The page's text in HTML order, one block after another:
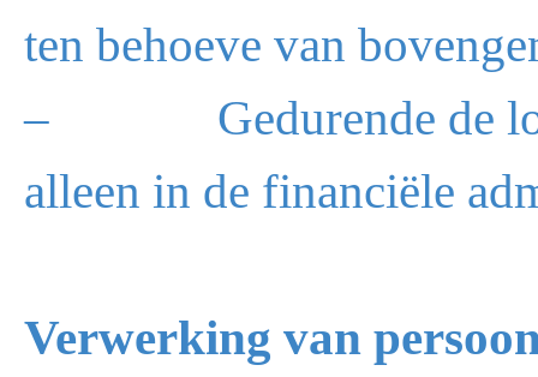
ten behoeve van
– Gedurende de
alleen in de financiële
Verwerking van